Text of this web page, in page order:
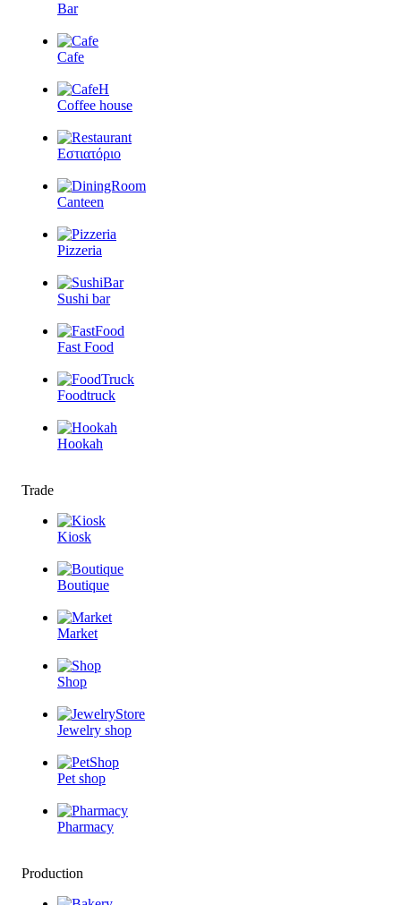
Bar
Cafe
Coffee house
Εστιατόριο
Canteen
Pizzeria
Sushi bar
Fast Food
Foodtruck
Hookah
Trade
Kiosk
Boutique
Market
Shop
Jewelry shop
Pet shop
Pharmacy
Production